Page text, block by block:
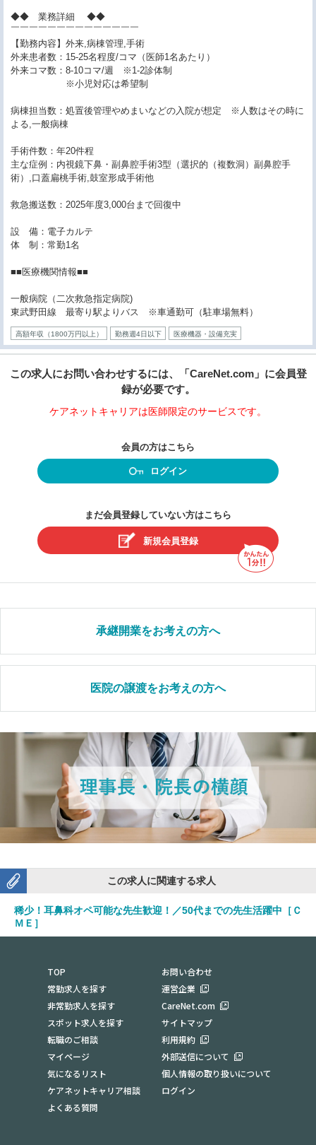
◆◆ 業務詳細 ◆◆
￣￣￣￣￣￣￣￣￣￣￣￣￣￣
【勤務内容】外来,病棟管理,手術
外来患者数：15-25名程度/コマ（医師1名あたり）
外来コマ数：8-10コマ/週 ※1-2診体制
※小児対応は希望制
病棟担当数：処置後管理やめまいなどの入院が想定 ※人数はその時に
よる,一般病棟
手術件数：年20件程
主な症例：内視鏡下鼻・副鼻腔手術3型（選択的（複数洞）副鼻腔手
術）,口蓋扁桃手術,鼓室形成手術他
救急搬送数：2025年度3,000台まで回復中
設 備：電子カルテ
体 制：常勤1名
■■医療機関情報■■
一般病院（二次救急指定病院)
東武野田線 最寄り駅よりバス ※車通勤可（駐車場無料）
高額年収（1800万円以上） 勤務週4日以下 医療機器・設備充実
この求人にお問い合わせするには、「CareNet.com」に会員登
録が必要です。
ケアネットキャリアは医師限定のサービスです。
会員の方はこちら
ログイン
まだ会員登録していない方はこちら
新規会員登録
承継開業をお考えの方へ
医院の譲渡をお考えの方へ
この求人に関連する求人
稀少！耳鼻科オペ可能な先生歓迎！／50代までの先生活躍中［Ｃ
ＭＥ］
TOP
常勤求人を探す
非常勤求人を探す
スポット求人を探す
転職のご相談
マイページ
気になるリスト
ケアネットキャリア相談
よくある質問
お問い合わせ
運営企業
CareNet.com
サイトマップ
利用規約
外部送信について
個人情報の取り扱いについて
ログイン